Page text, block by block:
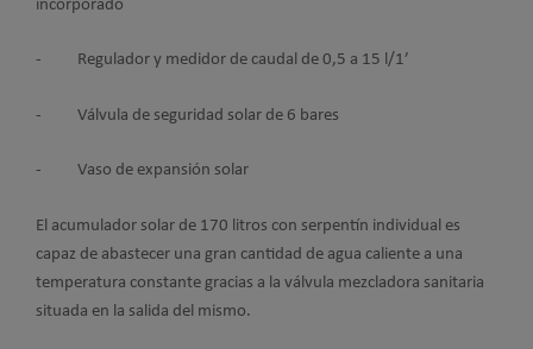
incorporado
- Regulador y medidor de caudal de 0,5 a 15 l/1’
- Válvula de seguridad solar de 6 bares
- Vaso de expansión solar
El acumulador solar de 170 litros con serpentín individual es
capaz de abastecer una gran cantidad de agua caliente a una
temperatura constante gracias a la válvula mezcladora sanitaria
situada en la salida del mismo.